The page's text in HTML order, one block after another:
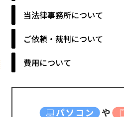
当法律事務所について
ご依頼・裁判について
費用について